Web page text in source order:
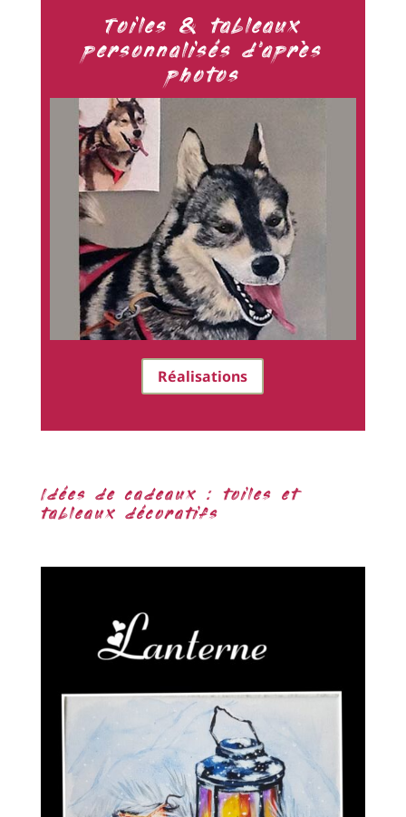
Toiles & tableaux
personnalisés d'après
photos
Réalisations
Idées de cadeaux : toiles et
tableaux décoratifs